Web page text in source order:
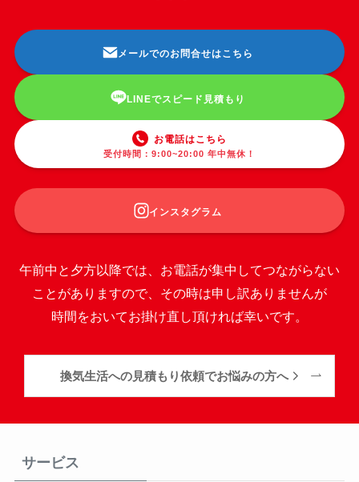
メールでのお問合せはこちら
LINEでスピード見積もり
お電話はこちら
受付時間：9:00~20:00 年中無休！
インスタグラム
午前中と夕方以降では、お電話が集中してつながらない
ことがありますので、その時は申し訳ありませんが
時間をおいてお掛け直し頂ければ幸いです。
換気生活への見積もり依頼でお悩みの方へ
サービス